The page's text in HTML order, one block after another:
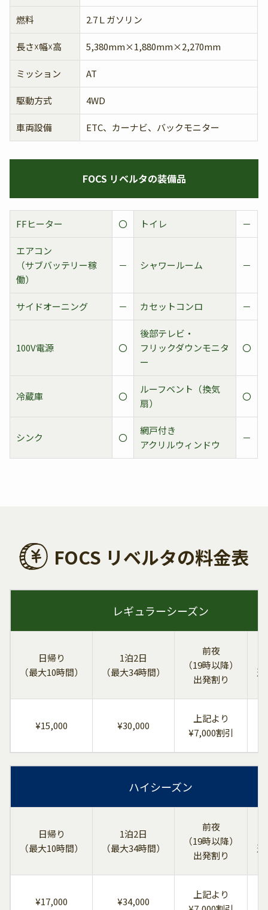
燃料 2.7Ｌガソリン
長さ☓幅☓高 5,380mm×1,880mm×2,270mm
ミッション AT
駆動方式 4WD
車両設備 ETC、カーナビ、バックモニター
FOCS リベルタの装備品
FFヒーター 〇 トイレ －
エアコン
（サブバッテリー稼
働）
－ シャワールーム －
サイドオーニング － カセットコンロ －
100V電源 〇
後部テレビ・
フリックダウンモニタ
ー
〇
冷蔵庫 〇
ルーフベント（換気
扇）
〇
シンク 〇
網戸付き
アクリルウィンドウ
－
FOCS リベルタの料金表
レギュラーシーズン
日帰り
（最大10時間）
1泊2日
（最大34時間）
前夜
（19時以降）
出発割り
追
¥15,000 ¥30,000
上記より
¥7,000割引
ハイシーズン
日帰り
（最大10時間）
1泊2日
（最大34時間）
前夜
（19時以降）
出発割り
追
¥17,000 ¥34,000
上記より